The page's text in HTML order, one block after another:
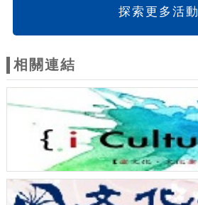
探索更多活動
相關連結